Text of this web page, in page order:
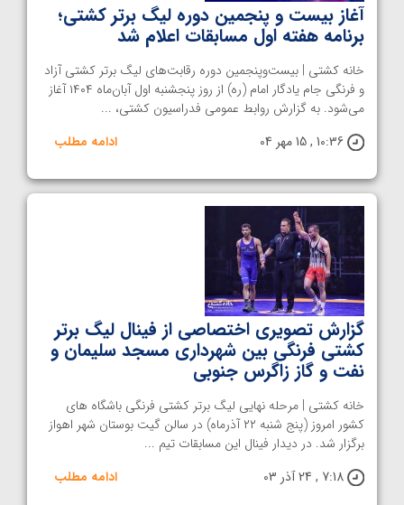
آغاز بیست‌ و‌ پنجمین دوره لیگ برتر کشتی؛
برنامه هفته اول مسابقات اعلام شد
خانه کشتی | بیست‌و‌پنجمین دوره رقابت‌های لیگ برتر کشتی آزاد
و فرنگی جام یادگار امام (ره) از روز پنجشنبه اول آبان‌ماه ۱۴۰۴ آغاز
می‌شود. به گزارش روابط عمومی فدراسیون کشتی، ...
10:36 , 15 مهر 04
ادامه مطلب
گزارش تصویری اختصاصی از فینال لیگ برتر
کشتی فرنگی بین شهرداری مسجد سلیمان و
نفت و گاز زاگرس جنوبی
خانه کشتی | مرحله نهایی لیگ برتر کشتی فرنگی باشگاه های
کشور امروز (پنج شنبه ۲۲ آذرماه) در سالن گیت بوستان شهر اهواز
برگزار شد. در دیدار فینال این مسابقات تیم ...
7:18 , 24 آذر 03
ادامه مطلب